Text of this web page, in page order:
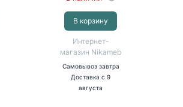
В корзину
Интернет-
магазин Nikameb
Самовывоз завтра
Доставка с 9
августа